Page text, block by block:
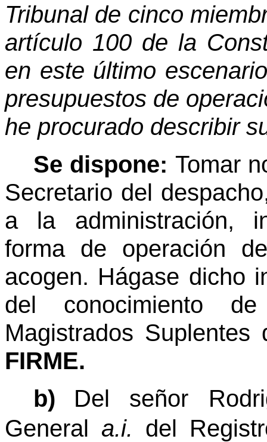
Tribunal de cinco
artículo 100 de la
en este último
presupuestos de
he procurado describir
Se dispone: Tomar
Secretario del
a la administración,
forma de operación
acogen. Hágase dicho
del conocimiento
Magistrados Suplentes
FIRME.
b)
Del señor
General a.i. del